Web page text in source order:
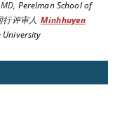
MD, Perelman School of
行评审人 Minhhuyen
University